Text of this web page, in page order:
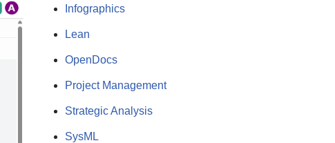
Infographics
Lean
OpenDocs
Project Management
Strategic Analysis
SysML